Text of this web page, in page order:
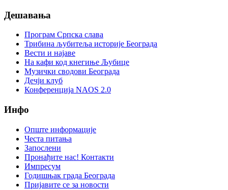
Дешавања
Програм Српска слава
Трибина љубитеља историје Београда
Beсти и најаве
На кафи код кнегиње Љубице
Музички сводови Београда
Дечји клуб
Конференција NAOS 2.0
Инфо
Опште информације
Честа питања
Запослени
Пронађите нас! Контакти
Импресум
Годишњак града Београда
Пријавите се за новости